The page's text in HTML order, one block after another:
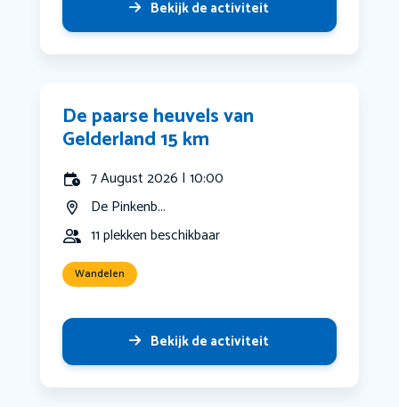
Bekijk de activiteit
De paarse heuvels van
Gelderland 15 km
7 August 2026 | 10:00
De Pinkenb...
11 plekken beschikbaar
Wandelen
Bekijk de activiteit